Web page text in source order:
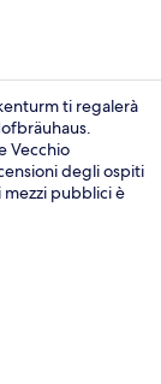
ti regalerà
Vecchio
degli ospiti
pubblici è
è a 3